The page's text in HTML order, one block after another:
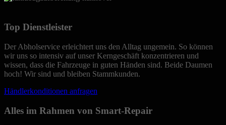
Top Dienstleister
Der Abholservice erleichtert uns den Alltag ungemein. So können
wir uns so intensiv auf unser Kerngeschäft konzentrieren und
wissen, dass die Fahrzeuge in guten Händen sind. Beide Daumen
hoch! Wir sind und bleiben Stammkunden.
Händlerkonditionen anfragen
Alles im Rahmen von Smart-Repair